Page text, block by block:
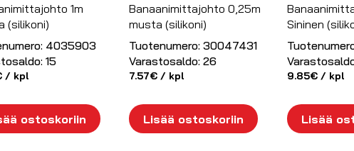
1m
(silikoni)
4035903
15
/ kpl
ostoskoriin
Banaanimittajohto 0,25m
musta (silikoni)
Tuotenumero: 30047431
Varastosaldo: 26
7.57€ / kpl
Lisää ostoskoriin
Sininen
9.85€/ kpl
Lisää